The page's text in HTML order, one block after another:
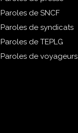
Paroles de SNCF
Paroles de syndicats
Paroles de TEPLG
Paroles de voyageurs